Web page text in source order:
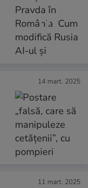
14 mart. 2025
11 mart. 2025